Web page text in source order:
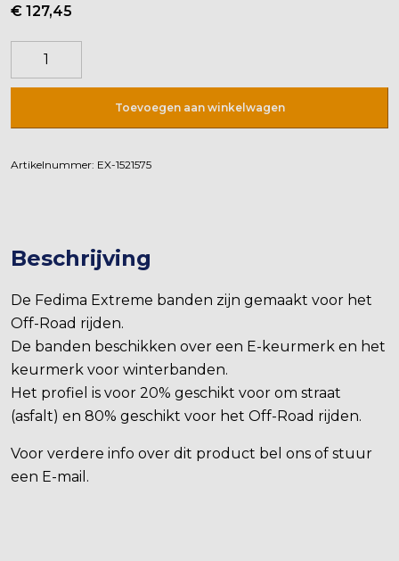
€ 127,45
FEDIMA
4X4
Toevoegen aan winkelwagen
Artikelnummer: EX-1521575
Beschrijving
De Fedima Extreme banden zijn gemaakt voor het
Off-Road rijden.
De banden beschikken over een E-keurmerk en het
keurmerk voor winterbanden.
Het profiel is voor 20% geschikt voor om straat
(asfalt) en 80% geschikt voor het Off-Road rijden.
Voor verdere info over dit product bel ons of stuur
een E-mail.